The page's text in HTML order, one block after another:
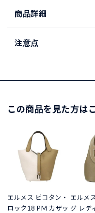
商品詳細
注意点
この商品を見た方は
エルメス ピコタン・
ロック18 PM カザッ
エルメ
グ レデ